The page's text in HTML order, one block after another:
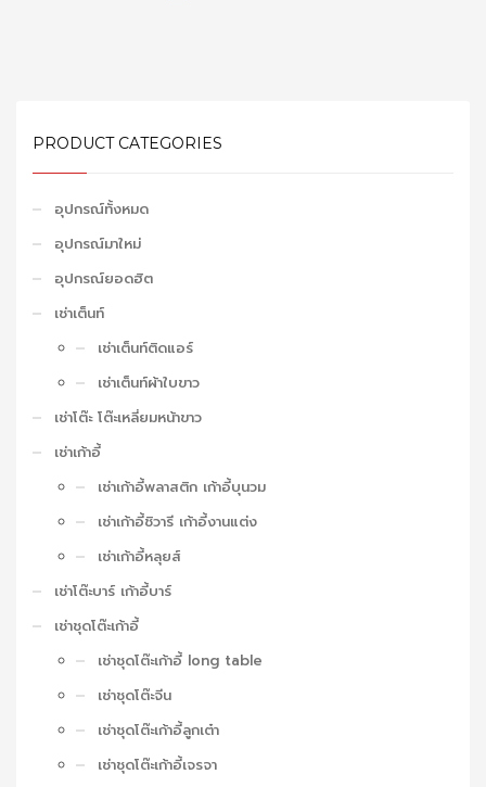
PRODUCT CATEGORIES
อุปกรณ์ทั้งหมด
อุปกรณ์มาใหม่
อุปกรณ์ยอดฮิต
เช่าเต็นท์
เช่าเต็นท์ติดแอร์
เช่าเต็นท์ผ้าใบขาว
เช่าโต๊ะ โต๊ะเหลี่ยมหน้าขาว
เช่าเก้าอี้
เช่าเก้าอี้พลาสติก เก้าอี้บุนวม
เช่าเก้าอี้ชิวารี เก้าอี้งานแต่ง
เช่าเก้าอี้หลุยส์
เช่าโต๊ะบาร์ เก้าอี้บาร์
เช่าชุดโต๊ะเก้าอี้
เช่าชุดโต๊ะเก้าอี้ long table
เช่าชุดโต๊ะจีน
เช่าชุดโต๊ะเก้าอี้ลูกเต๋า
เช่าชุดโต๊ะเก้าอี้เจรจา